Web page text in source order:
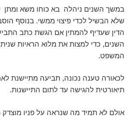
במשך השנים ניהלה בא כוחו משא
שלא הבשיל לכדי פיצוי ממשי. בנוסף
השנים, כדי למצות את מלוא הראיות
המשפט.
תיאורטית להגישה עד לתום התיישנות.
אולם לא תמיד מה שנראה על פניו